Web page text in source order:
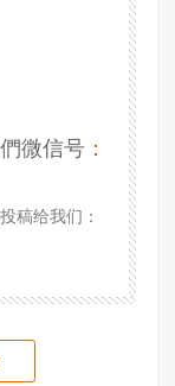
微信号 ：
稿给我们：